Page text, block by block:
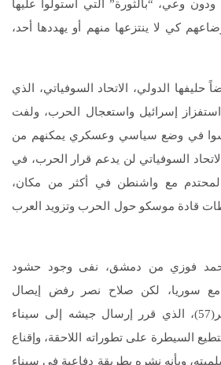
وعي، “بالثورة” التي استولوا عليها
كي لا ينتزعها منهم أو يهددها أحد،
الدولي، الاتحاد السوفياتي، الذي
إسرائيل واستعجال الحرب، ولفت
في وضع سياسي وعسكري يمكنهم من
السوفياتي لن يدعم قرار الحرب، في
مع واشنطن في أكثر من مكان،
قادة موسكو حول الحرب وتزويد العرب
فوزي من دمشق، نفى وجود حشود
مع سوريا، لكن صلاح نصر رفض إيصال
المعلومة إلى عبد الناصر(57)، الذي قرر إرسال جيشه إلى سيناء
السيطرة على تطوراته اللاحقة، وإقناع
وبأنه نشره بطريقة دفاعية في سيناء